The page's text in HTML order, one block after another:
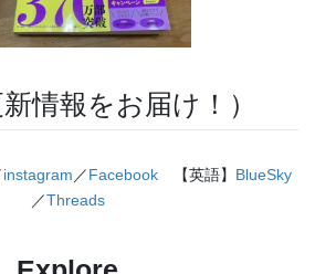
情報をお届け！）
instagram／Facebook 【英語】 BlueSky
／Threads